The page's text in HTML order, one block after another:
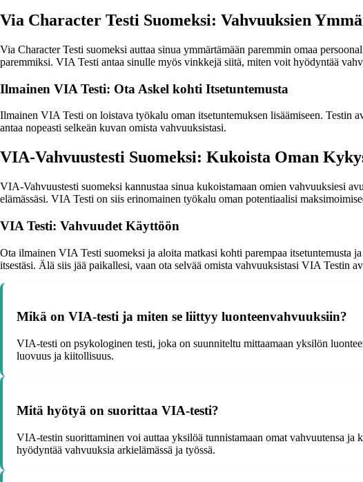
Via Character Testi Suomeksi: Vahvuuksien
Via Character Testi suomeksi auttaa sinua ymmärtämään paremmin omaa
paremmiksi. VIA Testi antaa sinulle myös vinkkejä siitä, miten voit hyödyntää
Ilmainen VIA Testi: Ota Askel kohti Itsetuntemusta
Ilmainen VIA Testi on loistava työkalu oman itsetuntemuksen lisäämiseen. Testin
antaa nopeasti selkeän kuvan omista vahvuuksistasi.
VIA-Vahvuustesti Suomeksi: Kukoista Oman
VIA-Vahvuustesti suomeksi kannustaa sinua kukoistamaan omien vahvuuksiesi
elämässäsi. VIA Testi on siis erinomainen työkalu oman potentiaalisi
VIA Testi: Vahvuudet Käyttöön
Ota ilmainen VIA Testi suomeksi ja aloita matkasi kohti parempaa itsetuntemusta
itsestäsi. Älä siis jää paikallesi, vaan ota selvää omista vahvuuksistasi VIA Testin
Mikä on VIA-testi ja miten se liittyy luonteenvahvuuksiin?
VIA-testi on psykologinen testi, joka on suunniteltu mittaamaan yksilön
luovuus ja kiitollisuus.
Mitä hyötyä on suorittaa VIA-testi?
VIA-testin suorittaminen voi auttaa yksilöä tunnistamaan omat vahvuutensa ja
hyödyntää vahvuuksia arkielämässä ja työssä.